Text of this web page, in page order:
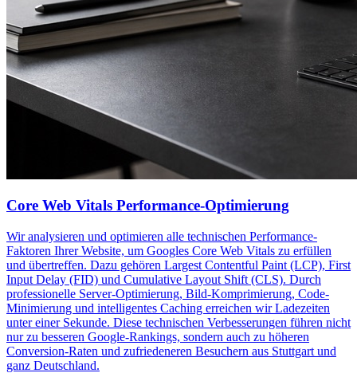
Core Web Vitals Performance-Optimierung
Wir analysieren und optimieren alle technischen Performance-
Faktoren Ihrer Website, um Googles Core Web Vitals zu erfüllen
und übertreffen. Dazu gehören Largest Contentful Paint (LCP), First
Input Delay (FID) und Cumulative Layout Shift (CLS). Durch
professionelle Server-Optimierung, Bild-Komprimierung, Code-
Minimierung und intelligentes Caching erreichen wir Ladezeiten
unter einer Sekunde. Diese technischen Verbesserungen führen nicht
nur zu besseren Google-Rankings, sondern auch zu höheren
Conversion-Raten und zufriedeneren Besuchern aus Stuttgart und
ganz Deutschland.